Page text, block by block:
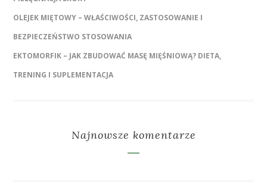
OLEJEK MIĘTOWY – WŁAŚCIWOŚCI, ZASTOSOWANIE I
BEZPIECZEŃSTWO STOSOWANIA
EKTOMORFIK – JAK ZBUDOWAĆ MASĘ MIĘŚNIOWĄ? DIETA,
TRENING I SUPLEMENTACJA
Najnowsze komentarze